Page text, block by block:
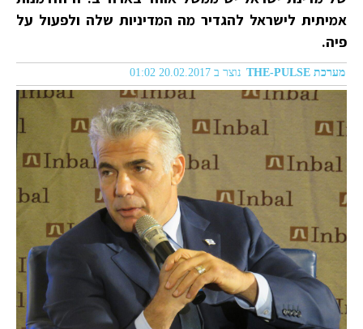
אמיתית לישראל להגדיר מה המדיניות שלה ולפעול על
פיה.
מערכת THE-PULSE נוצר ב 20.02.2017 01:02